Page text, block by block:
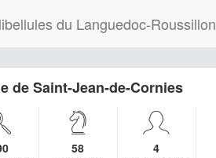
du Languedoc-Roussillon
de Saint-Jean-de-Cornies
58
4